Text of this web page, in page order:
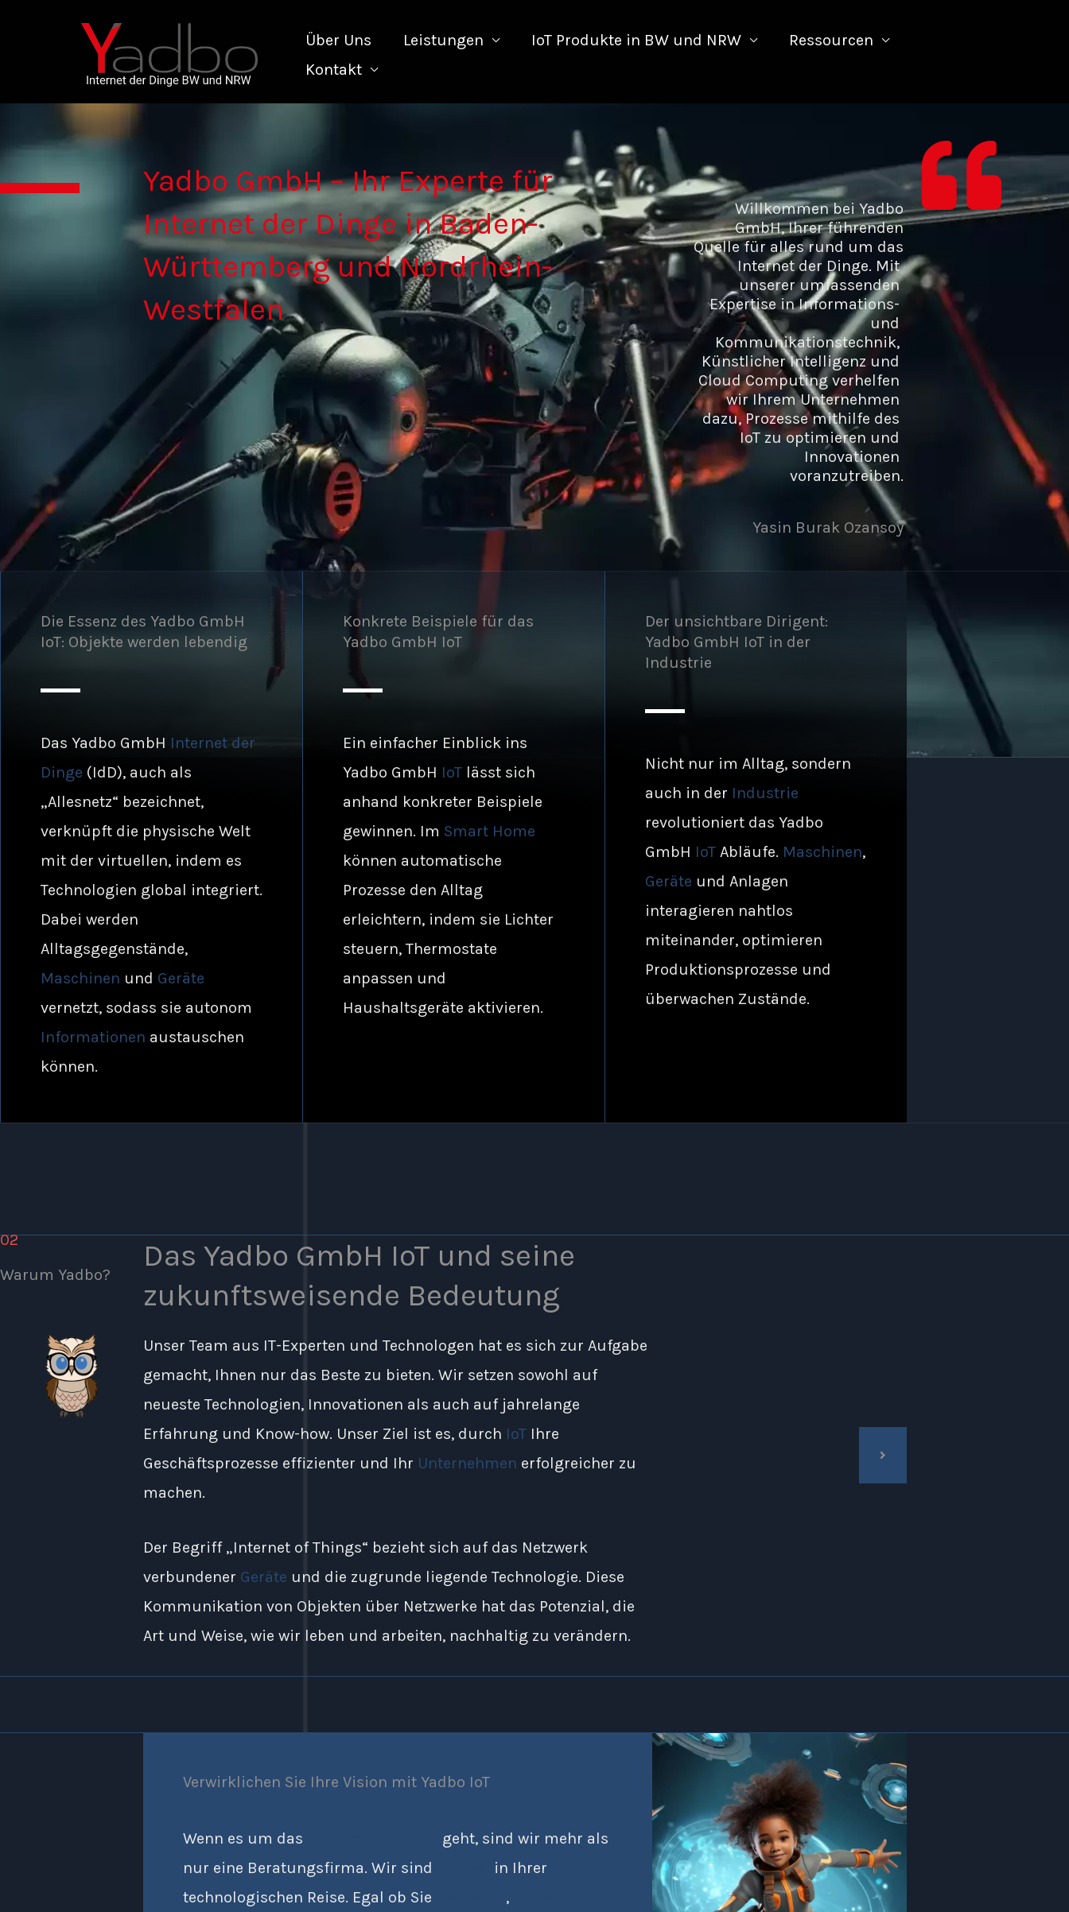
Über Uns Leistungen IoT Produkte in BW und NRW
Ressourcen
Kontakt
Yadbo GmbH – Ihr Experte für
Internet der Dinge in Baden-
Württemberg und Nordrhein-
Westfalen
Willkommen bei Yadbo
GmbH, Ihrer führenden
Quelle für alles rund um das
Internet der Dinge. Mit
unserer umfassenden
Expertise in Informations-
und
Kommunikationstechnik,
Künstlicher Intelligenz und
Cloud Computing verhelfen
wir Ihrem Unternehmen
dazu, Prozesse mithilfe des
IoT zu optimieren und
Innovationen
voranzutreiben.
Yasin Burak Ozansoy
Die Essenz des Yadbo GmbH
IoT: Objekte werden lebendig
Das Yadbo GmbH Internet der
Dinge (IdD), auch als
„Allesnetz“ bezeichnet,
verknüpft die physische Welt
mit der virtuellen, indem es
Technologien global integriert.
Dabei werden
Alltagsgegenstände,
Maschinen und Geräte
vernetzt, sodass sie autonom
Informationen austauschen
können.
Konkrete Beispiele für das
Yadbo GmbH IoT
Ein einfacher Einblick ins
Yadbo GmbH IoTlässt sich
anhand konkreter Beispiele
gewinnen. Im Smart Home
können automatische
Prozesse den Alltag
erleichtern, indem sie Lichter
steuern, Thermostate
anpassen und
Haushaltsgeräte aktivieren.
Der unsichtbare Dirigent:
Yadbo GmbH IoT in der
Industrie
Nicht nur im Alltag, sondern
auch in der Industrie
revolutioniert das Yadbo
GmbH IoTAbläufe. Maschinen,
Geräte und Anlagen
interagieren nahtlos
miteinander, optimieren
Produktionsprozesse und
überwachen Zustände.
02
Warum Yadbo?
Das Yadbo GmbH IoT und seine
zukunftsweisende Bedeutung
Unser Team aus IT-Experten und Technologen hat es sich zur Aufgabe
gemacht, Ihnen nur das Beste zu bieten. Wir setzen sowohl auf
neueste Technologien, Innovationen als auch auf jahrelange
Erfahrung und Know-how. Unser Ziel ist es, durch IoT Ihre
Geschäftsprozesse effizienter und Ihr Unternehmen erfolgreicher zu
machen.
Der Begriff „Internet of Things“ bezieht sich auf das Netzwerk
verbundener Geräte und die zugrunde liegende Technologie. Diese
Kommunikation von Objekten über Netzwerke hat das Potenzial, die
Art und Weise, wie wir leben und arbeiten, nachhaltig zu verändern.
Verwirklichen Sie Ihre Vision mit Yadbo IoT
Wenn es um das
geht, sind wir mehr als
nur eine Beratungsfirma. Wir sind
in Ihrer
technologischen Reise. Egal ob Sie
,